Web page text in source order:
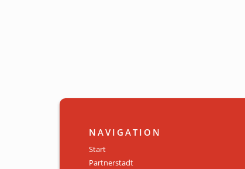
NAVIGATION
Start
Partnerstadt